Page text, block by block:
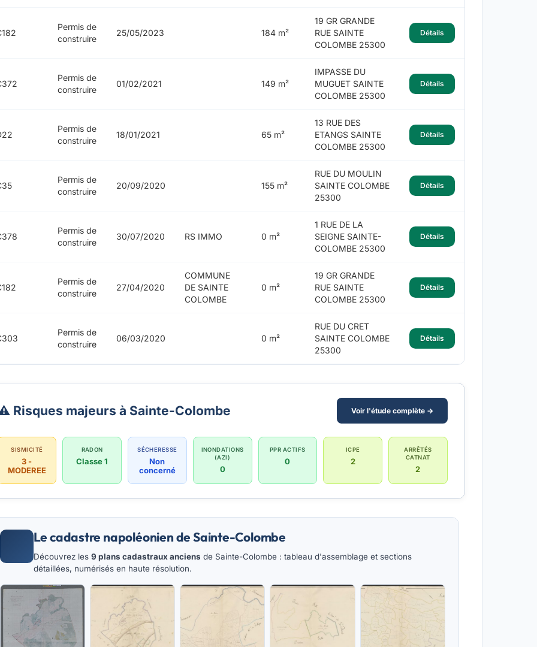
Permis de
construire
25/05/2023 184 m²
19 GR GRANDE
RUE SAINTE
COLOMBE 25300
Détails
Permis de
construire
01/02/2021 149 m²
IMPASSE DU
MUGUET SAINTE
COLOMBE 25300
Détails
Permis de
construire
18/01/2021 65 m²
13 RUE DES
ETANGS SAINTE
COLOMBE 25300
Détails
Permis de
construire
20/09/2020 155 m²
RUE DU MOULIN
SAINTE COLOMBE
25300
Détails
Permis de
construire
30/07/2020 RS IMMO 0 m²
1 RUE DE LA
SEIGNE SAINTE-
COLOMBE 25300
Détails
Permis de
construire
27/04/2020
COMMUNE
DE SAINTE
COLOMBE
0 m²
19 GR GRANDE
RUE SAINTE
COLOMBE 25300
Détails
Permis de
construire
06/03/2020 0 m²
RUE DU CRET
SAINTE COLOMBE
25300
Détails
Risques majeurs à Sainte-Colombe Voir l'étude complète →
SISMICITÉ
3 -
MODEREE
RADON
Classe 1
SÉCHERESSE
Non
concerné
INONDATIONS
(AZI)
0
PPR ACTIFS
0
ICPE
2
ARRÊTÉS
CATNAT
2
Le cadastre napoléonien de Sainte-Colombe
Découvrez les 9 plans cadastraux anciens de Sainte-Colombe : tableau d'assemblage et sections
détaillées, numérisés en haute résolution.